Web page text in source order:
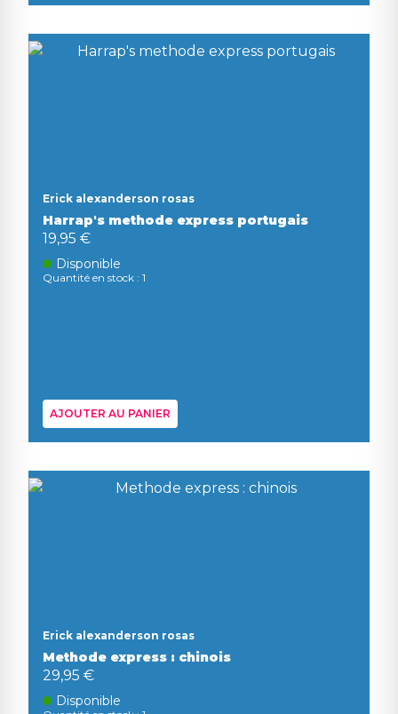
Erick alexanderson rosas
Harrap's methode express portugais
19,95 €
Disponible
Quantité en stock : 1
AJOUTER AU PANIER
Erick alexanderson rosas
Methode express : chinois
29,95 €
Disponible